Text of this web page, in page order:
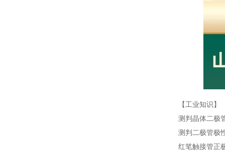
【工业知识】
测判晶体二极
测判二极管极
红笔触接管正